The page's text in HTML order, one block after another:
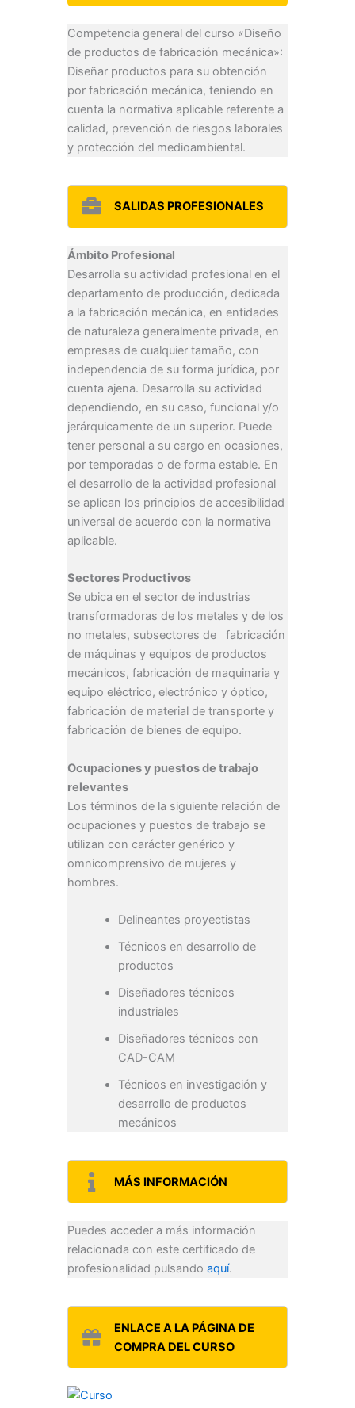
Competencia general del curso «Diseño
de productos de fabricación mecánica»:
Diseñar productos para su obtención
por fabricación mecánica, teniendo en
cuenta la normativa aplicable referente a
calidad, prevención de riesgos laborales
y protección del medioambiental.
SALIDAS PROFESIONALES
Ámbito Profesional
Desarrolla su actividad profesional en el
departamento de producción, dedicada
a la fabricación mecánica, en entidades
de naturaleza generalmente privada, en
empresas de cualquier tamaño, con
independencia de su forma jurídica, por
cuenta ajena. Desarrolla su actividad
dependiendo, en su caso, funcional y/o
jerárquicamente de un superior. Puede
tener personal a su cargo en ocasiones,
por temporadas o de forma estable. En
el desarrollo de la actividad profesional
se aplican los principios de accesibilidad
universal de acuerdo con la normativa
aplicable.
Sectores Productivos
Se ubica en el sector de industrias
transformadoras de los metales y de los
no metales, subsectores de fabricación
de máquinas y equipos de productos
mecánicos, fabricación de maquinaria y
equipo eléctrico, electrónico y óptico,
fabricación de material de transporte y
fabricación de bienes de equipo.
Ocupaciones y puestos de trabajo
relevantes
Los términos de la siguiente relación de
ocupaciones y puestos de trabajo se
utilizan con carácter genérico y
omnicomprensivo de mujeres y
hombres.
Delineantes proyectistas
Técnicos en desarrollo de
productos
Diseñadores técnicos
industriales
Diseñadores técnicos con
CAD-CAM
Técnicos en investigación y
desarrollo de productos
mecánicos
MÁS INFORMACIÓN
Puedes acceder a más información
relacionada con este certificado de
profesionalidad pulsando aquí.
ENLACE A LA PÁGINA DE
COMPRA DEL CURSO